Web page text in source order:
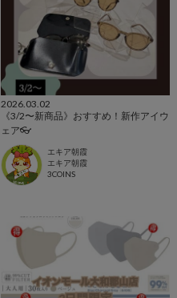
2026.03.02
《3/2〜新商品》おすすめ！新作アイウ
ェア👓
エキア朝霞
エキア朝霞
3COINS